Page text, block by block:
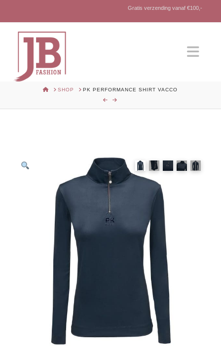
Gratis verzending vanaf €100,-
HOMESHOP PK PERFORMANCE SHIRT VACCO